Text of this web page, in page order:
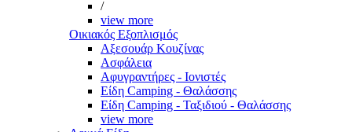
/
view more
Οικιακός Εξοπλισμός
Αξεσουάρ Κουζίνας
Ασφάλεια
Αφυγραντήρες - Ιονιστές
Είδη Camping - Θαλάσσης
Είδη Camping - Ταξιδιού - Θαλάσσης
view more